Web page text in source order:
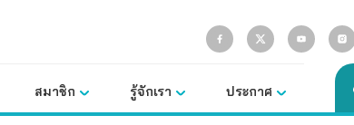
สมาชิก รู้จักเรา ประกาศ